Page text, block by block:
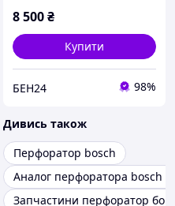
8 500₴
Купити
БЕН24 98%
Дивись також
Перфоратор bosch
Аналог перфоратора bosch 2
Запчастини перфоратор